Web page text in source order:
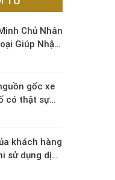
Chủ Nhân
Giúp Nhận
Đáng Ngờ
gốc xe
có thật sự
khách hàng
sử dụng dịch
gòn VDT